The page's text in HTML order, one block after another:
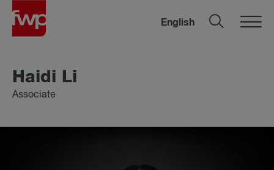
English
Hai­di Li
Associate